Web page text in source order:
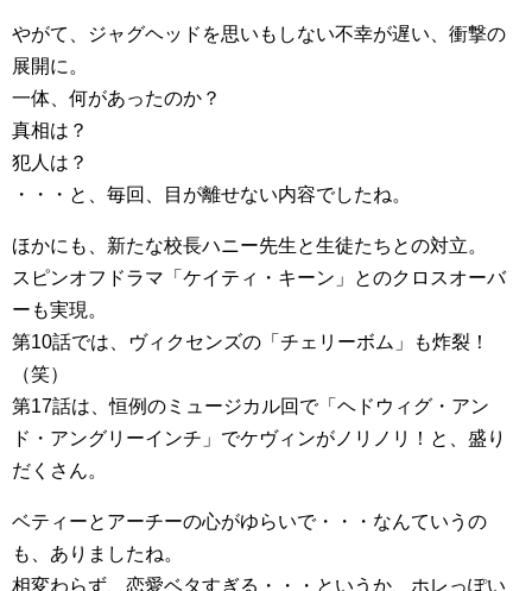
やがて、ジャグヘッドを思いもしない不幸が遅い、衝撃の
展開に。
一体、何があったのか？
真相は？
犯人は？
・・・と、毎回、目が離せない内容でしたね。
ほかにも、新たな校長ハニー先生と生徒たちとの対立。
スピンオフドラマ「ケイティ・キーン」とのクロスオーバ
ーも実現。
第10話では、ヴィクセンズの「チェリーボム」も炸裂！
（笑）
第17話は、恒例のミュージカル回で「ヘドウィグ・アン
ド・アングリーインチ」でケヴィンがノリノリ！と、盛り
だくさん。
ベティーとアーチーの心がゆらいで・・・なんていうの
も、ありましたね。
相変わらず、恋愛ベタすぎる・・・というか、ホレっぽい